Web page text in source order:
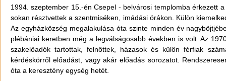
1994. szeptember 15.-én Csepel - belvárosi templomba érkezett
sokan résztvettek a szentmiséken, imádási órákon. Külön
Az egyházközség megalakulása óta szinte minden év
plébániai keretben még a legválságosabb években is volt. Az
szakelőadók tartottak, felnőttek, házasok és külön férfiak
kérdéskörről előadást, vagy akár előadás sorozatot.
óta a keresztény egység hetét.